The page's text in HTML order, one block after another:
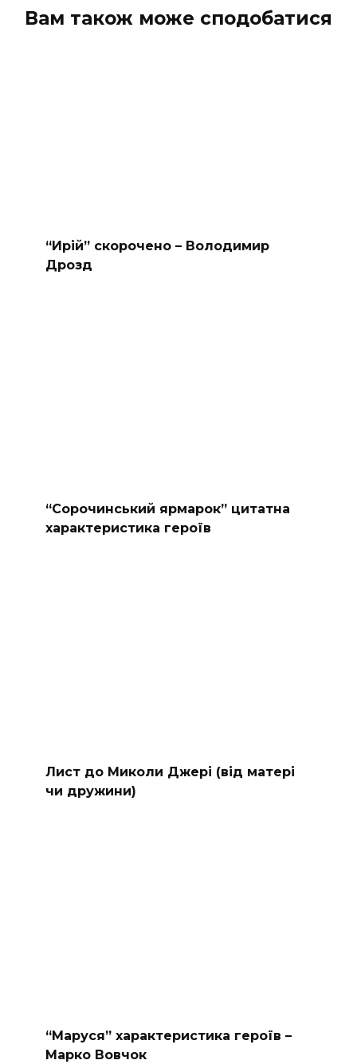
Вам також може сподобатися
“Ирій” скорочено – Володимир
Дрозд
“Сорочинський ярмарок” цитатна
характеристика героїв
Лист до Миколи Джері (від матері
чи дружини)
“Маруся” характеристика героїв –
Марко Вовчок